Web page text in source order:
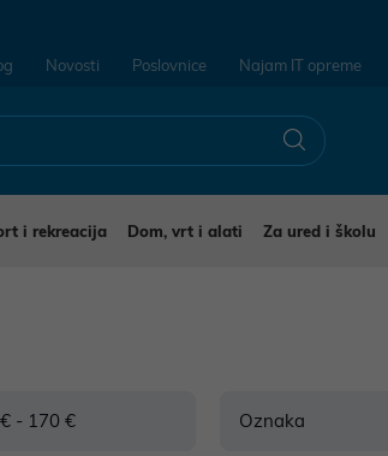
Novosti Poslovnice Najam IT opreme
i rekreacija Dom, vrt i alati Za ured i školu
- 170 € Oznaka